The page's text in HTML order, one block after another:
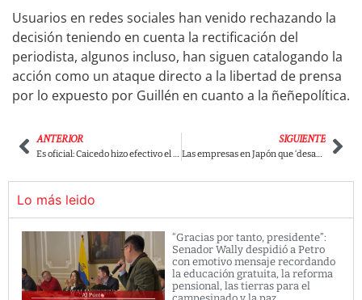
Usuarios en redes sociales han venido rechazando la
decisión teniendo en cuenta la rectificación del
periodista, algunos incluso, han siguen catalogando la
acción como un ataque directo a la libertad de prensa
por lo expuesto por Guillén en cuanto a la ñeñepolítica.
ANTERIOR
Es oficial: Caicedo hizo efectivo el decreto que permite educación gratuita en el Magdalena.
SIGUIENTE
Las empresas en Japón que ‘desaparecen’ gente
Lo más leido
“Gracias por tanto, presidente”:
Senador Wally despidió a Petro
con emotivo mensaje recordando
la educación gratuita, la reforma
pensional, las tierras para el